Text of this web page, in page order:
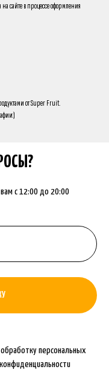
сайте в процессе оформления
от Super Fruit.
с 12:00 до 20:00
персональных